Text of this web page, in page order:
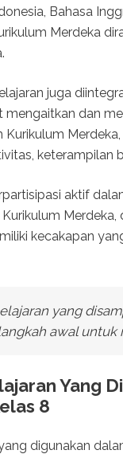
Bahasa
Merdeka
juga
mengaitkan dan
Kurikulum
keterampilan
aktif
kecakapan
yang
awal
Yang
8
digunakan